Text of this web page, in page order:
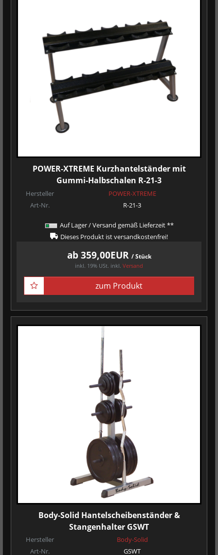
POWER-XTREME Kurzhantelständer mit
Gummi-Halbschalen R-21-3
Hersteller
POWER-XTREME
Art-Nr.
R-21-3
Auf Lager / Versand gemäß Lieferzeit **
Dieses Produkt ist versandkostenfrei!
ab 359,00EUR / Stück
inkl. 19% USt. inkl. Versand
zum Produkt
Body-Solid Hantelscheibenständer &
Stangenhalter GSWT
Hersteller
Body-Solid
Art-Nr.
GSWT